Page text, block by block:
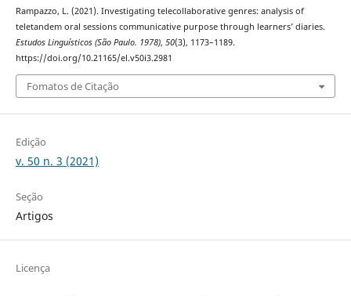
Rampazzo, L. (2021). Investigating telecollaborative genres: analysis of
teletandem oral sessions communicative purpose through learners’ diaries.
Estudos Linguísticos (São Paulo. 1978), 50(3), 1173–1189.
https://doi.org/10.21165/el.v50i3.2981
Fomatos de Citação
Edição
v. 50 n. 3 (2021)
Seção
Artigos
Licença